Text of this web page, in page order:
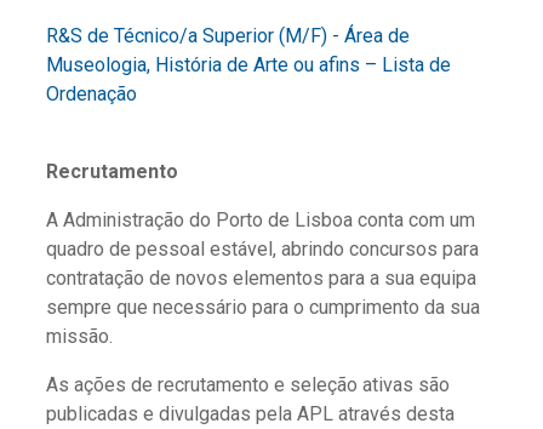
R&S de Técnico/a Superior (M/F) - Área de
Museologia, História de Arte ou afins – Lista de
Ordenação
Recrutamento
A Administração do Porto de Lisboa conta com um
quadro de pessoal estável, abrindo concursos para
contratação de novos elementos para a sua equipa
sempre que necessário para o cumprimento da sua
missão.
As ações de recrutamento e seleção ativas são
publicadas e divulgadas pela APL através desta